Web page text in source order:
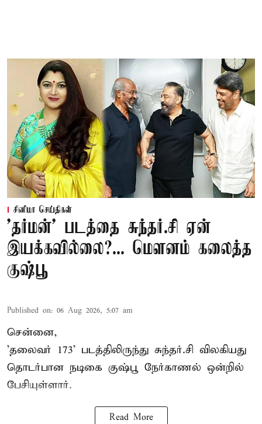
சினிமா செய்திகள்
'தர்மன்' படத்தை சுந்தர்.சி ஏன்
இயக்கவில்லை?... மௌனம் கலைத்த
குஷ்பூ
Published on: 06 Aug 2026, 5:07 am
சென்னை,
'தலைவர் 173' படத்திலிருந்து சுந்தர்.சி விலகியது
தொடர்பான நடிகை குஷ்பூ நேர்காணல் ஒன்றில்
பேசியுள்ளார்.
Read More